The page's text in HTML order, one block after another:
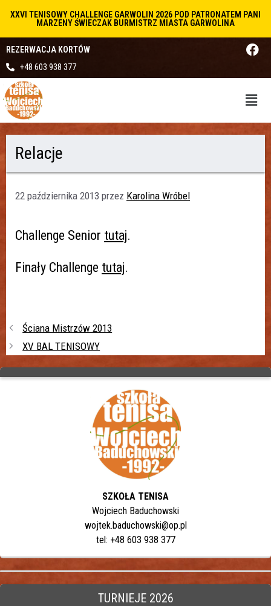
XXVI TENISOWY CHALLENGE GARWOLIN 2026 POD PATRONATEM PANI
MARZENY ŚWIECZAK BURMISTRZ MIASTA GARWOLINA
REZERWACJA KORTÓW
+48 603 938 377
Relacje
22 października 2013 przez Karolina Wróbel
Challenge Senior tutaj.
Finały Challenge tutaj.
Ściana Mistrzów 2013
XV BAL TENISOWY
SZKOŁA TENISA
Wojciech Baduchowski
wojtek.baduchowski@op.pl
tel: +48 603 938 377
TURNIEJE 2026